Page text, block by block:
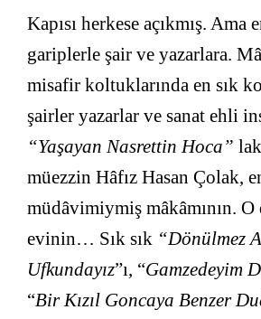
Kapısı herkese açıkmış. Ama
gariplerle şair ve yazarlara.
misafir koltuklarında en sık
şairler yazarlar ve sanat ehli
“Yaşayan Nasrettin Hoca”
müezzin Hâfız Hasan Çolak,
müdâvimiymiş mâkâmının. O
evinin… Sık sık “Dönülmez
Ufkundayız”ı, “Gamzedeyim
“Bir Kızıl Goncaya Benzer